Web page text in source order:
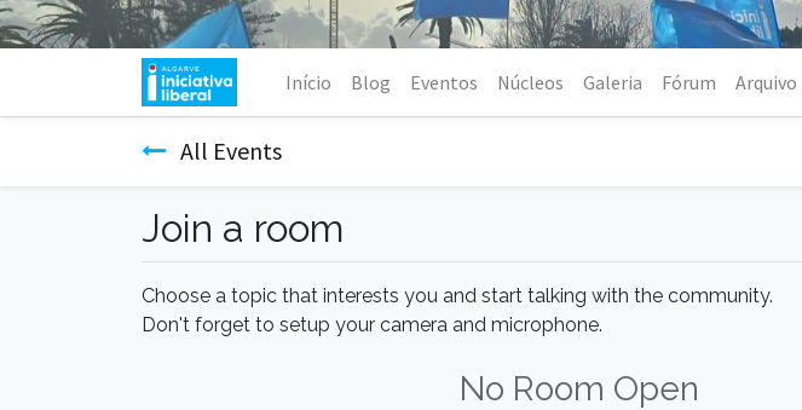
Início Blog Eventos Núcleos Galeria Fórum Arquivo
All Events
Join a room
Choose a topic that interests you and start talking with the community.
Don't forget to setup your camera and microphone.
No Room Open